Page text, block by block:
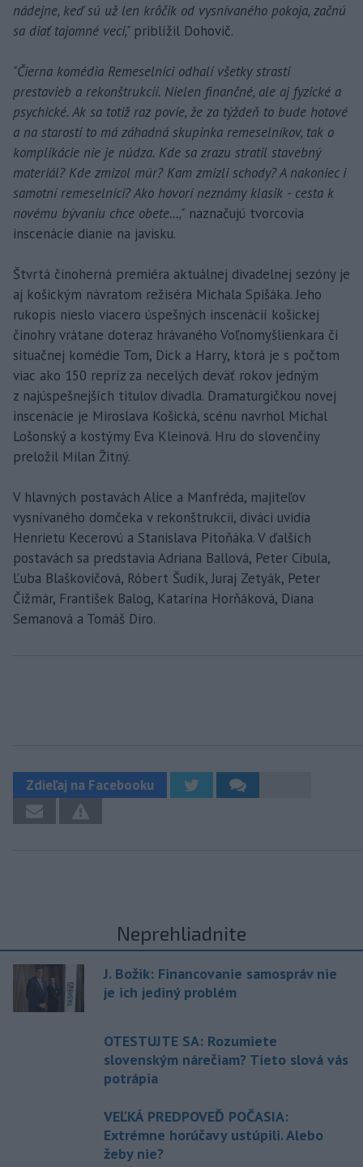
nádejne, keď sú už len krôčik od vysnívaného pokoja, začnú
sa diať tajomné veci," priblížil Dohovič.
"Čierna komédia Remeselníci odhalí všetky strasti
prestavieb a rekonštrukcií. Nielen finančné, ale aj fyzické a
psychické. Ak sa totiž raz povie, že za týždeň to bude hotové
a na starosti to má záhadná skupinka remeselníkov, tak o
komplikácie nie je núdza. Kde sa zrazu stratil stavebný
materiál? Kde zmizol múr? Kam zmizli schody? A nakoniec i
samotní remeselníci? Ako hovorí neznámy klasik - cesta k
novému bývaniu chce obete...," naznačujú tvorcovia
inscenácie dianie na javisku.
Štvrtá činoherná premiéra aktuálnej divadelnej sezóny je
aj košickým návratom režiséra Michala Spišáka. Jeho
rukopis nieslo viacero úspešných inscenácií košickej
činohry vrátane doteraz hrávaného Voľnomyšlienkara či
situačnej komédie Tom, Dick a Harry, ktorá je s počtom
viac ako 150 repríz za necelých deväť rokov jedným
z najúspešnejších titulov divadla. Dramaturgičkou novej
inscenácie je Miroslava Košická, scénu navrhol Michal
Lošonský a kostýmy Eva Kleinová. Hru do slovenčiny
preložil Milan Žitný.
V hlavných postavách Alice a Manfréda, majiteľov
vysnívaného domčeka v rekonštrukcii, diváci uvidia
Henrietu Kecerovú a Stanislava Pitoňáka. V ďalších
postavách sa predstavia Adriana Ballová, Peter Cibula,
Ľuba Blaškovičová, Róbert Šudík, Juraj Zetyák, Peter
Čižmár, František Balog, Katarína Horňáková, Diana
Semanová a Tomáš Diro.
Zdieľaj na Facebooku
Neprehliadnite
J. Božik: Financovanie samospráv nie
je ich jediný problém
OTESTUJTE SA: Rozumiete
slovenským nárečiam? Tieto slová vás
potrápia
VEĽKÁ PREDPOVEĎ POČASIA:
Extrémne horúčavy ustúpili. Alebo
žeby nie?